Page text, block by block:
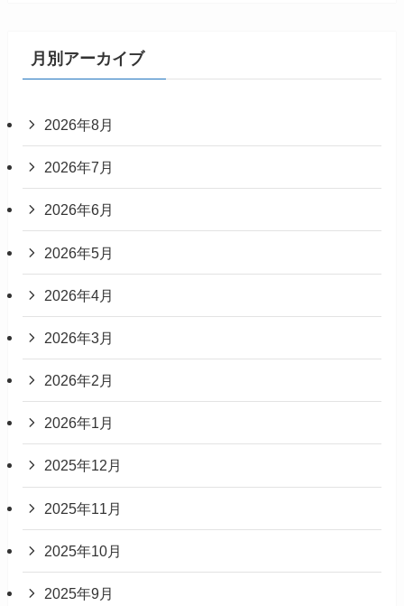
月別アーカイブ
2026年8月
2026年7月
2026年6月
2026年5月
2026年4月
2026年3月
2026年2月
2026年1月
2025年12月
2025年11月
2025年10月
2025年9月